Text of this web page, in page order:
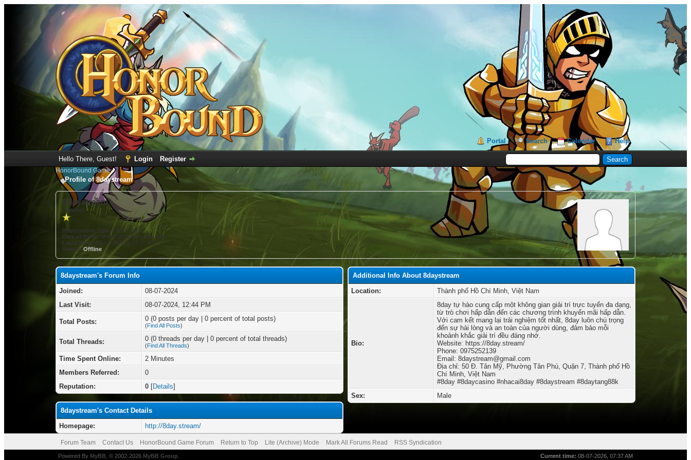
Portal Search Calendar Help
Hello There, Guest! Login Register
HonorBound Game
Profile of 8daystream
8daystream
(Newbie)
Registration Date:08-07-2024
Date of Birth: 06-03-2000 (26 years old)
Local Time: 08-07-2026 at 07:37 AM
Status: Offline
8daystream's Forum Info
Joined:
08-07-2024
Last Visit:
08-07-2024, 12:44 PM
Total Posts: 0 (0 posts per day | 0 percent of total posts)
(Find All Posts)
Total Threads: 0 (0 threads per day | 0 percent of total threads)
(Find All Threads)
Time Spent Online:
2 Minutes
Members Referred:
0
Reputation:
0 [Details]
8daystream's Contact Details
Homepage:
http://8day.stream/
Additional Info About 8daystream
Location:
Thành phố Hồ Chí Minh, Việt Nam
Bio:
8day tự hào cung cấp một không gian giải trí trực tuyến đa dạng,
từ trò chơi hấp dẫn đến các chương trình khuyến mãi hấp dẫn.
Với cam kết mang lại trải nghiệm tốt nhất, 8day luôn chú trọng
đến sự hài lòng và an toàn của người dùng, đảm bảo mỗi
khoảnh khắc giải trí đều đáng nhớ.
Website: https://8day.stream/
Phone: 0975252139
Email: 8daystream@gmail.com
Địa chỉ: 50 Đ. Tân Mỹ, Phường Tân Phú, Quận 7, Thành phố Hồ
Chí Minh, Việt Nam
#8day #8daycasino #nhacai8day #8daystream #8daytang88k
Sex:
Male
Forum Team Contact Us HonorBound Game Forum Return to Top Lite (Archive) Mode Mark All Forums Read RSS Syndication
Current time: 08-07-2026, 07:37 AM
Powered By MyBB, © 2002-2026 MyBB Group